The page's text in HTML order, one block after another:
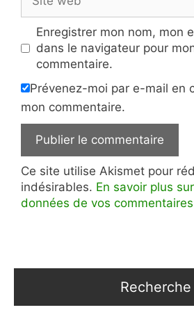
web
Enregistrer mon nom, mon
dans le navigateur pour
commentaire.
Prévenez-moi par e-mail en
mon commentaire.
Ce site utilise Akismet pour
indésirables. En savoir plus
données de vos
Recherche